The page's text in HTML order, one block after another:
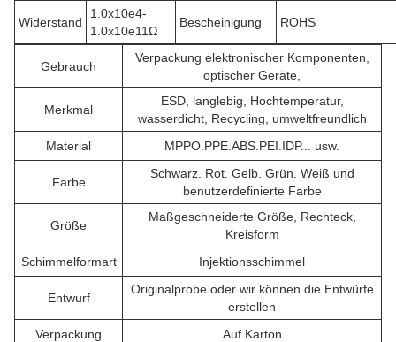
Widerstand
1.0x10e4-
1.0x10e11Ω
Bescheinigung ROHS
Gebrauch
Verpackung elektronischer Komponenten,
optischer Geräte,
Merkmal
ESD, langlebig, Hochtemperatur,
wasserdicht, Recycling, umweltfreundlich
Material
MPPO.PPE.ABS.PEI.IDP... usw.
Farbe
Schwarz. Rot. Gelb. Grün. Weiß und
benutzerdefinierte Farbe
Größe
Maßgeschneiderte Größe, Rechteck,
Kreisform
Schimmelformart
Injektionsschimmel
Entwurf
Originalprobe oder wir können die Entwürfe
erstellen
Verpackung
Auf Karton